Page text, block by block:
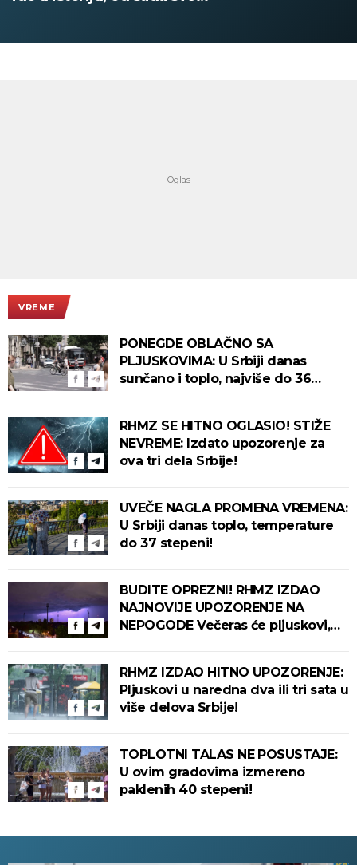
VREME
PONEGDE OBLAČNO SA
PLJUSKOVIMA: U Srbiji danas
sunčano i toplo, najviše do 36
RHMZ SE HITNO OGLASIO! STIŽE
NEVREME: Izdato upozorenje za
ova tri dela Srbije!
UVEČE NAGLA PROMENA VREMENA:
U Srbiji danas toplo, temperature
do 37 stepeni!
BUDITE OPREZNI! RHMZ IZDAO
NAJNOVIJE UPOZORENJE NA
NEPOGODE Večeras će pljuskovi,
RHMZ IZDAO HITNO UPOZORENJE:
Pljuskovi u naredna dva ili tri sata u
više delova Srbije!
TOPLOTNI TALAS NE POSUSTAJE:
U ovim gradovima izmereno
paklenih 40 stepeni!